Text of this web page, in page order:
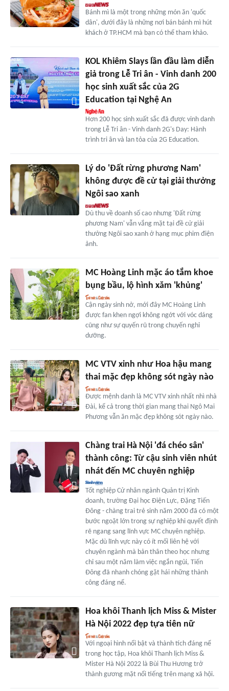
Bánh mì là một trong những món ăn 'quốc
dân', dưới đây là những nơi bán bánh mì hút
khách ở TP.HCM mà bạn có thể tham khảo.
KOL Khiêm Slays lần đầu làm diễn
giả trong Lễ Tri ân - Vinh danh 200
học sinh xuất sắc của 2G
Education tại Nghệ An
Hơn 200 học sinh xuất sắc đã được vinh danh
trong Lễ Tri ân - Vinh danh 2G's Day: Hành
trình tri ân và lan tỏa của 2G Education.
Lý do 'Đất rừng phương Nam'
không được đề cử tại giải thưởng
Ngôi sao xanh
Dù thu về doanh số cao nhưng 'Đất rừng
phương Nam' vẫn vắng mặt tại đề cử giải
thưởng Ngôi sao xanh ở hạng mục phim điện
ảnh.
MC Hoàng Linh mặc áo tắm khoe
bụng bầu, lộ hình xăm 'khủng'
Cận ngày sinh nở, mới đây MC Hoàng Linh
được fan khen ngợi không ngớt với vóc dáng
cũng như sự quyến rũ trong chuyến nghỉ
dưỡng.
MC VTV xinh như Hoa hậu mang
thai mặc đẹp không sót ngày nào
Được mệnh danh là MC VTV xinh nhất nhì nhà
Đài, kể cả trong thời gian mang thai Ngô Mai
Phương vẫn ăn mặc đẹp không sót ngày nào.
Chàng trai Hà Nội 'đá chéo sân'
thành công: Từ cậu sinh viên nhút
nhát đến MC chuyên nghiệp
Tốt nghiệp Cử nhân ngành Quản trị Kinh
doanh, trường Đại học Điện Lực, Đặng Tiến
Đông - chàng trai trẻ sinh năm 2000 đã có một
bước ngoặt lớn trong sự nghiệp khi quyết định
rẽ ngang sang lĩnh vực MC chuyên nghiệp.
Mặc dù lĩnh vực này có ít mối liên hệ với
chuyên ngành mà bản thân theo học nhưng
chỉ sau một năm làm việc ngắn ngủi, Tiến
Đông đã nhanh chóng gặt hái những thành
công đáng nể.
Hoa khôi Thanh lịch Miss & Mister
Hà Nội 2022 đẹp tựa tiên nữ
Với ngoại hình nổi bật và thành tích đáng nể
trong học tập, Hoa khôi Thanh lịch Miss &
Mister Hà Nội 2022 là Bùi Thu Hương trở
thành gương mặt nổi tiếng trên mạng xã hội.